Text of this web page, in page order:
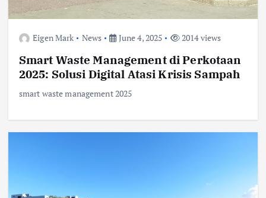
Eigen Mark News June 4, 2025 2014 views
Smart Waste Management di Perkotaan
2025: Solusi Digital Atasi Krisis Sampah
smart waste management 2025